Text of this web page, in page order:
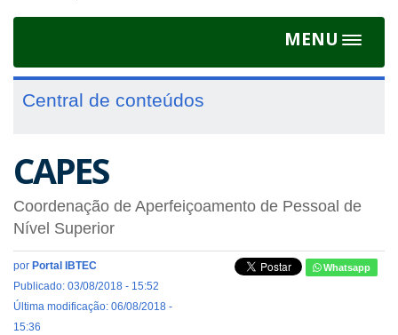
MENU
Toggle
Central de conteúdos
CAPES
Coordenação de Aperfeiçoamento de Pessoal de
Nível Superior
por Portal IBTEC
Publicado: 03/08/2018 - 15:52
Última modificação: 06/08/2018 -
15:36
Whatsapp